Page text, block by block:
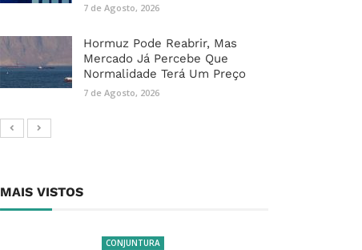
7 de Agosto, 2026
Hormuz Pode Reabrir, Mas
Mercado Já Percebe Que
Normalidade Terá Um Preço
7 de Agosto, 2026
MAIS VISTOS
CONJUNTURA